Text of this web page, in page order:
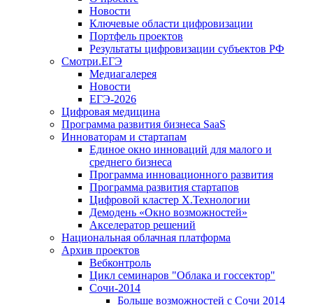
Новости
Ключевые области цифровизации
Портфель проектов
Результаты цифровизации субъектов РФ
Смотри.ЕГЭ
Медиагалерея
Новости
ЕГЭ-2026
Цифровая медицина
Программа развития бизнеса SaaS
Инноваторам и стартапам
Единое окно инноваций для малого и
среднего бизнеса
Программа инновационного развития
Программа развития стартапов
Цифровой кластер X.Технологии
Демодень «Окно возможностей»
Акселератор решений
Национальная облачная платформа
Архив проектов
Вебконтроль
Цикл семинаров "Облака и госсектор"
Сочи-2014
Больше возможностей с Сочи 2014